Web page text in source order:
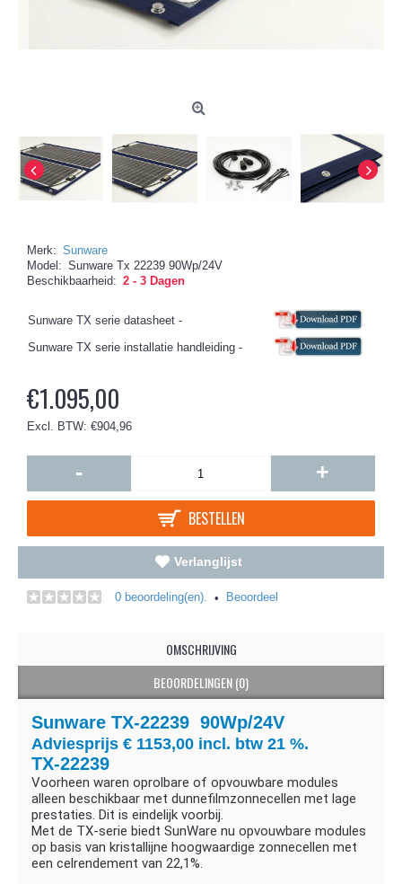
Merk: Sunware
Model: Sunware Tx 22239 90Wp/24V
Beschikbaarheid: 2 - 3 Dagen
Sunware TX serie datasheet -
Sunware TX serie installatie handleiding -
€1.095,00
Excl. BTW: €904,96
- +
BESTELLEN
Verlanglijst
0 beoordeling(en). • Beoordeel
OMSCHRIJVING
BEOORDELINGEN (0)
Sunware TX-22239 90Wp/24V
Adviesprijs € 1153,00 incl. btw 21 %.
TX-22239 ​
Voorheen waren oprolbare of opvouwbare modules
alleen beschikbaar met dunnefilmzonnecellen met lage
prestaties. Dit is eindelijk voorbij.
Met de TX-serie biedt SunWare nu opvouwbare modules
op basis van kristallijne hoogwaardige zonnecellen met
een celrendement van 22,1%.